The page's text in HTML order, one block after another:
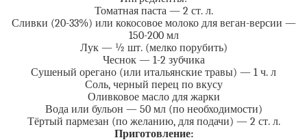
Томатная паста — 2 ст. л.
Сливки (20-33%) или кокосовое молоко для веган-версии —
150-200 мл
Лук — ½ шт. (мелко порубить)
Чеснок — 1-2 зубчика
Сушеный орегано (или итальянские травы) — 1 ч. л
Соль, черный перец по вкусу
Оливковое масло для жарки
Вода или бульон — 50 мл (по необходимости)
Тёртый пармезан (по желанию, для подачи) — 2 ст. л.
Приготовление: